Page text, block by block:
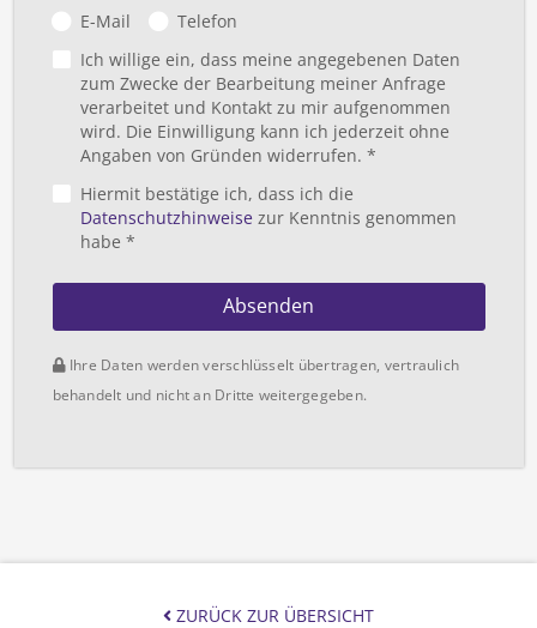
E-Mail
Telefon
Ich willige ein, dass meine angegebenen Daten
zum Zwecke der Bearbeitung meiner Anfrage
verarbeitet und Kontakt zu mir aufgenommen
wird. Die Einwilligung kann ich jederzeit ohne
Angaben von Gründen widerrufen. *
Hiermit bestätige ich, dass ich die
Datenschutzhinweisezur Kenntnis genommen
habe *
Absenden
Ihre Daten werden verschlüsselt übertragen, vertraulich
behandelt und nicht an Dritte weitergegeben.
ZURÜCK ZUR ÜBERSICHT